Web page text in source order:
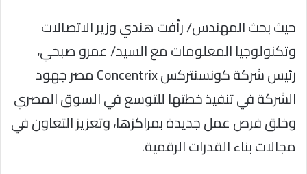
حيث بحث المهندس/ رأفت هندي وزير الاتصالات
وتكنولوجيا المعلومات مع السيد/ عمرو صبحي،
رئيس شركة كونسنتركس Concentrix مصر جهود
الشركة في تنفيذ خطتها للتوسع في السوق المصري
وخلق فرص عمل جديدة بمراكزها، وتعزيز التعاون في
مجالات بناء القدرات الرقمية.